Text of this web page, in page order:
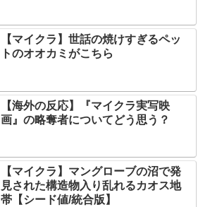
【マイクラ】世話の焼けすぎるペッ
トのオオカミがこちら
【海外の反応】『マイクラ実写映
画』の略奪者についてどう思う？
【マイクラ】マングローブの沼で発
見された構造物入り乱れるカオス地
帯【シード値/統合版】